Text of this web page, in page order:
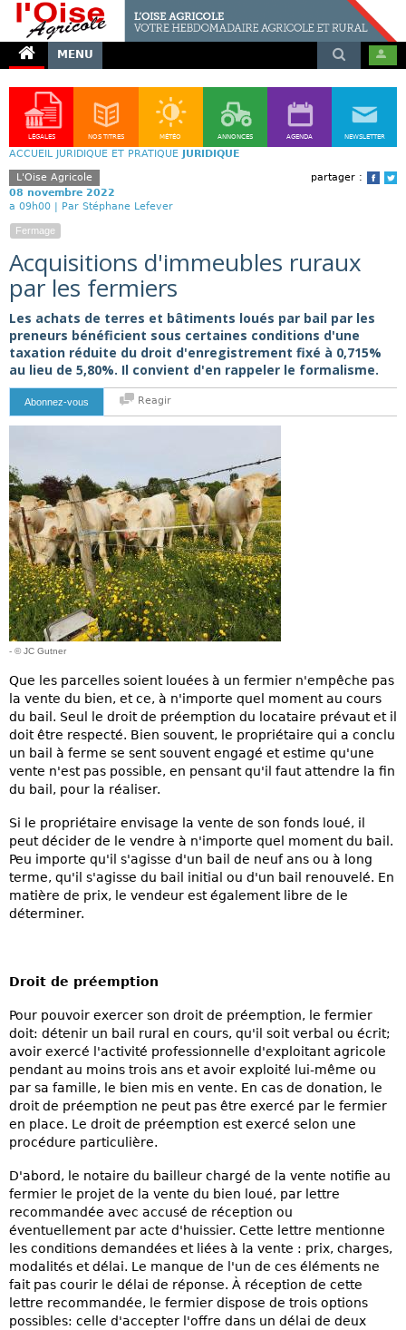
MENU
LÉGALES NOS TITRES MÉTÉO ANNONCES AGENDA NEWSLETTER
ACCUEIL JURIDIQUE ET PRATIQUE JURIDIQUE
partager :
L'Oise Agricole
08 novembre 2022
a 09h00 | Par Stéphane Lefever
Fermage
Acquisitions d'immeubles ruraux
par les fermiers
Les achats de terres et bâtiments loués par bail par les
preneurs bénéficient sous certaines conditions d'une
taxation réduite du droit d'enregistrement fixé à 0,715%
au lieu de 5,80%. Il convient d'en rappeler le formalisme.
Abonnez-vous Reagir
- © JC Gutner
Que les parcelles soient louées à un fermier n'empêche pas
la vente du bien, et ce, à n'importe quel moment au cours
du bail. Seul le droit de préemption du locataire prévaut et il
doit être respecté. Bien souvent, le propriétaire qui a conclu
un bail à ferme se sent souvent engagé et estime qu'une
vente n'est pas possible, en pensant qu'il faut attendre la fin
du bail, pour la réaliser.
Si le propriétaire envisage la vente de son fonds loué, il
peut décider de le vendre à n'importe quel moment du bail.
Peu importe qu'il s'agisse d'un bail de neuf ans ou à long
terme, qu'il s'agisse du bail initial ou d'un bail renouvelé. En
matière de prix, le vendeur est également libre de le
déterminer.
Droit de préemption
Pour pouvoir exercer son droit de préemption, le fermier
doit: détenir un bail rural en cours, qu'il soit verbal ou écrit;
avoir exercé l'activité professionnelle d'exploitant agricole
pendant au moins trois ans et avoir exploité lui-même ou
par sa famille, le bien mis en vente. En cas de donation, le
droit de préemption ne peut pas être exercé par le fermier
en place. Le droit de préemption est exercé selon une
procédure particulière.
D'abord, le notaire du bailleur chargé de la vente notifie au
fermier le projet de la vente du bien loué, par lettre
recommandée avec accusé de réception ou
éventuellement par acte d'huissier. Cette lettre mentionne
les conditions demandées et liées à la vente : prix, charges,
modalités et délai. Le manque de l'un de ces éléments ne
fait pas courir le délai de réponse. À réception de cette
lettre recommandée, le fermier dispose de trois options
possibles: celle d'accepter l'offre dans un délai de deux